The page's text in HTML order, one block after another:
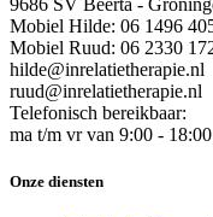
Mobiel Hilde: 06 1496
Mobiel Ruud: 06 2330
hilde@inrelatietherapie.nl
ruud@inrelatietherapie.nl
Telefonisch bereikbaar:
ma t/m vr van 9:00 -
Onze diensten